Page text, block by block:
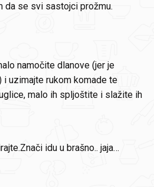
da se svi sastojci prožmu.
namočite dlanove (jer je
i uzimajte rukom komade te
malo ih spljoštite i slažite ih
idu u brašno.. jaja…